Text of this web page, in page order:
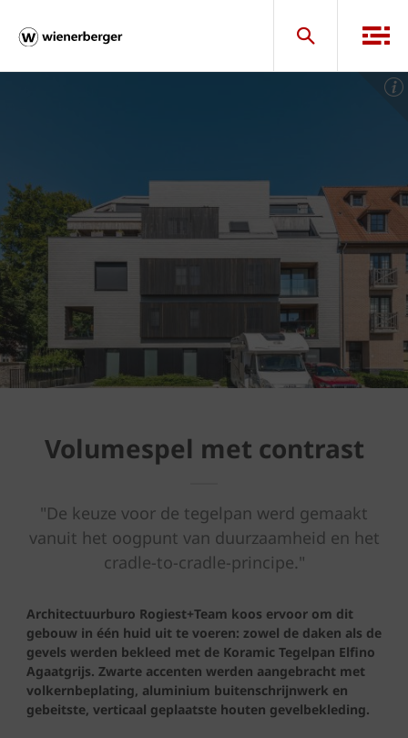
Volumespel met contrast
"De keuze voor de tegelpan werd gemaakt
vanuit het oogpunt van duurzaamheid en het
cradle-to-cradle-principe."
Architectuurburo Rogiest+Team koos ervoor om dit
gebouw in één huid uit te voeren: zowel de daken als de
gevels werden bekleed met de Koramic Tegelpan Elfino
Agaatgrijs. Zwarte accenten werden aangebracht met
volkernbeplating, aluminium buitenschrijnwerk en
gebeitste, verticaal geplaatste houten gevelbekleding.